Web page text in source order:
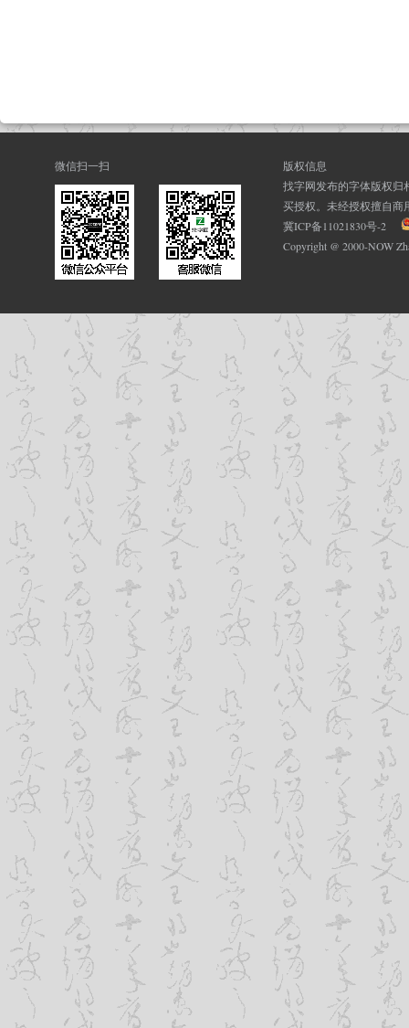
微信扫一扫
版权信息
找字网发布的字体版权归
买授权。未经授权擅自商
冀ICP备11021830号-2
Copyright @ 2000-NOW